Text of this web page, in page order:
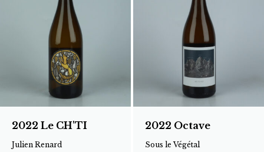
2022 Le CH'TI
Julien Renard
2022 Octave
Sous le Végétal